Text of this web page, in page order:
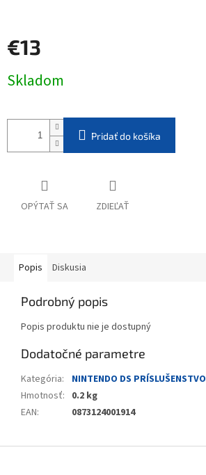
€13
cena:
Skladom
Pridať do košíka
OPÝTAŤ SA ZDIEĽAŤ
Popis Diskusia
Podrobný popis
Popis produktu nie je dostupný
Dodatočné parametre
Kategória:
NINTENDO DS PRÍSLUŠENSTVO
Hmotnosť: 0.2 kg
EAN: 0873124001914